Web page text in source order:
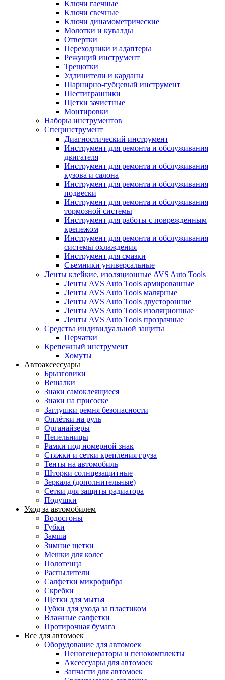
Ключи гаечные
Ключи свечные
Ключи динамометрические
Молотки и кувалды
Отвертки
Переходники и адаптеры
Режущий инструмент
Трещотки
Удлинители и карданы
Шарнирно-губцевый инструмент
Шестигранники
Щетки зачистные
Монтировки
Наборы инструментов
Специнструмент
Диагностический инструмент
Инструмент для ремонта и обслуживания
двигателя
Инструмент для ремонта и обслуживания
кузова и салона
Инструмент для ремонта и обслуживания
подвески
Инструмент для ремонта и обслуживания
тормозной системы
Инструмент для работы с поврежденным
крепежом
Инструмент для ремонта и обслуживания
системы охлаждения
Инструмент для смазки
Съемники универсальные
Ленты клейкие, изоляционные AVS Auto Tools
Ленты AVS Auto Tools армированные
Ленты AVS Auto Tools малярные
Ленты AVS Auto Tools двусторонние
Ленты AVS Auto Tools изоляционные
Ленты AVS Auto Tools прозрачные
Средства индивидуальной защиты
Перчатки
Крепежный инструмент
Хомуты
Автоаксессуары
Брызговики
Вешалки
Знаки самоклеящиеся
Знаки на присоске
Заглушки ремня безопасности
Оплётки на руль
Органайзеры
Пепельницы
Рамки под номерной знак
Стяжки и сетки крепления груза
Тенты на автомобиль
Шторки солнцезащитные
Зеркала (дополнительные)
Сетки для защиты радиатора
Подушки
Уход за автомобилем
Водосгоны
Губки
Замша
Зимние щетки
Мешки для колес
Полотенца
Распылители
Салфетки микрофибра
Скребки
Щетки для мытья
Губки для ухода за пластиком
Влажные салфетки
Протирочная бумага
Все для автомоек
Оборудование для автомоек
Пеногенераторы и пенокомплекты
Аксессуары для автомоек
Запчасти для автомоек